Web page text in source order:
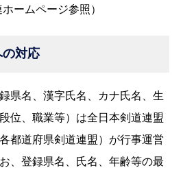
ームページ参照）
対応
県名、漢字氏名、カナ氏名、生
位、職業等）は全日本剣道連盟
都道府県剣道連盟）が行事運営
、登録県名、氏名、年齢等の最